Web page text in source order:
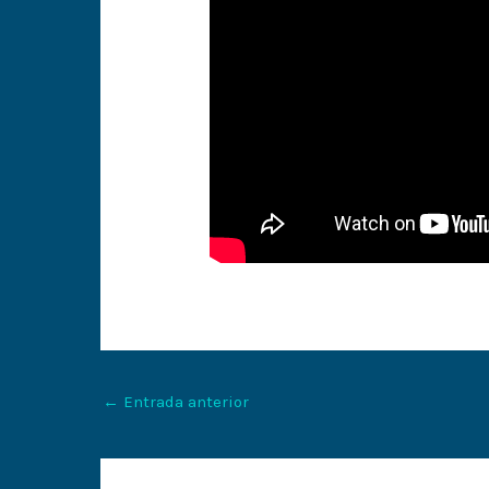
← Entrada anterior